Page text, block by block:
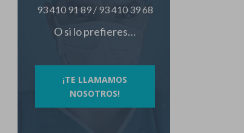
93 410 91 89/ 93 410 39 68
O si lo prefieres…
¡TE LLAMAMOS
NOSOTROS!